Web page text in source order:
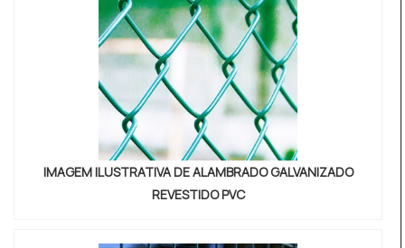
IMAGEM ILUSTRATIVA DE ALAMBRADO GALVANIZADO
REVESTIDO PVC